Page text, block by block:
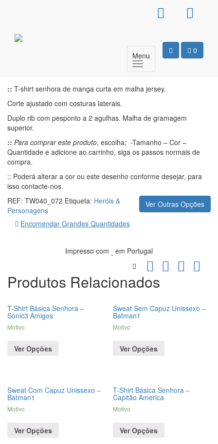
0
Menu
T-Shirt Básica Senhora –
:: T-shirt senhora de manga curta em malha jersey.
Corte ajustado com costuras laterais.
Duplo rib com pesponto a 2 agulhas. Malha de gramagem
superior.
:: Para comprar este produto, escolha; -Tamanho – Cor –
Quantidade e adicione ao carrinho, siga os passos normais de
compra.
:: Poderá alterar a cor ou este desenho conforme desejar, para
isso contacte-nos.
Ver Outras Opções
REF: TW040_072 Etiqueta: Heróis &
Personagens
Encomendar Grandes Quantidades
Impresso com em Portugal
Produtos Relacionados
T-Shirt Básica Senhora –
Sonic3 Amigos
Motivo
Ver Opções
Sweat Sem Capuz Unissexo –
Batman1
Motivo
Ver Opções
Sweat Com Capuz Unissexo –
Batman1
Motivo
Ver Opções
T-Shirt Básica Senhora –
Capitão America
Motivo
Ver Opções